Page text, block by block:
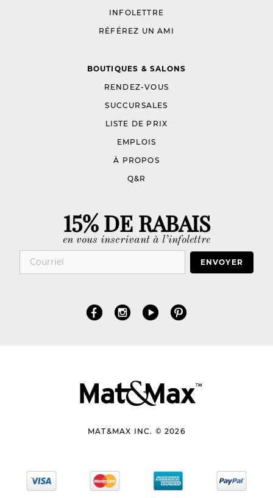
INFOLETTRE
RÉFÉREZ UN AMI
BOUTIQUES & SALONS
RENDEZ-VOUS
SUCCURSALES
LISTE DE PRIX
EMPLOIS
À PROPOS
Q&R
15% DE RABAIS
en vous inscrivant à l’infolettre
ENVOYER
MAT&MAX INC. © 2026